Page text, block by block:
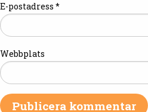
E-postadress *
Webbplats